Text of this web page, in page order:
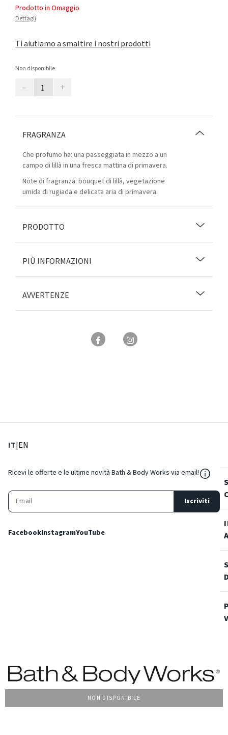
Prodotto in Omaggio
Dettagli
Ti aiutiamo a smaltire i nostri prodotti
Non disponibile
– +
NON DISPONIBILE
FRAGRANZA
Che profumo ha: una passeggiata in mezzo a un
campo di lillà in una fresca mattina di primavera.
Note di fragranza: bouquet di lillà, vegetazione
umida di rugiada e delicata aria di primavera.
PRODOTTO
PIÙ INFORMAZIONI
AVVERTENZE
IT: Lingua corrente
|EN
Ricevi le offerte e le ultime novità Bath & Body Works via email!
Iscriviti
FacebookInstagramYouTube
Condizioni Generali di venditaPrivacy PolicyCookie PolicyAccessibilità